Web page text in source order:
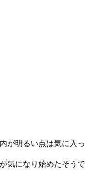
が明るい点は気に入っ
気になり始めたそうで